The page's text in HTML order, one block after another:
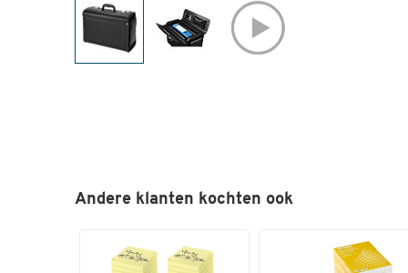
Andere klanten kochten ook